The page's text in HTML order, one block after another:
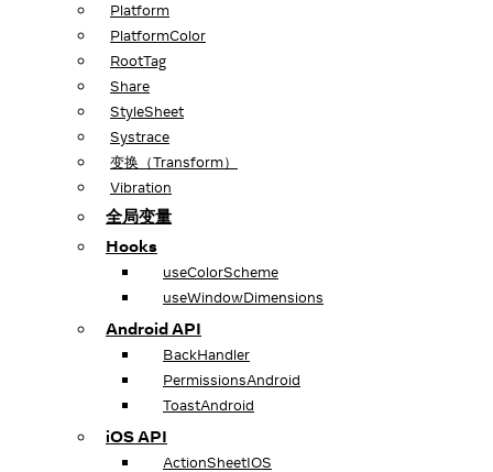
Platform
PlatformColor
RootTag
Share
StyleSheet
Systrace
变换（Transform）
Vibration
全局变量
Hooks
useColorScheme
useWindowDimensions
Android API
BackHandler
PermissionsAndroid
ToastAndroid
iOS API
ActionSheetIOS